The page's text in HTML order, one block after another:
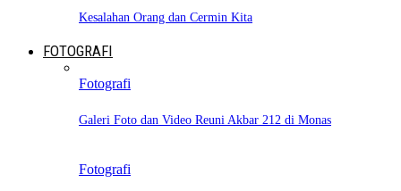
Kesalahan Orang dan Cermin Kita
FOTOGRAFI
Fotografi
Galeri Foto dan Video Reuni Akbar 212 di Monas
Fotografi